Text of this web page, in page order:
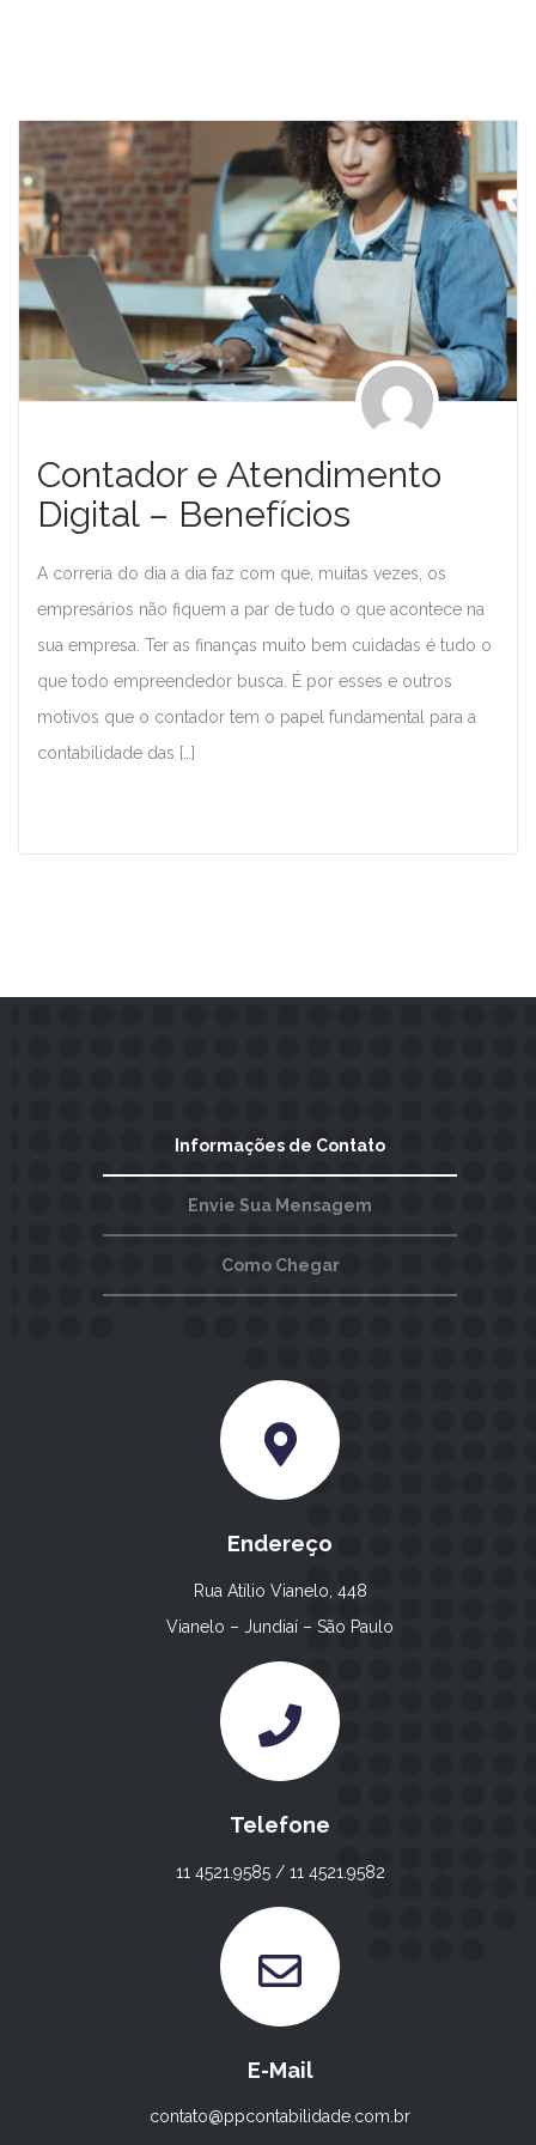
Contador e Atendimento
Digital – Benefícios
A correria do dia a dia faz com que, muitas vezes, os
empresários não fiquem a par de tudo o que acontece na
sua empresa. Ter as finanças muito bem cuidadas é tudo o
que todo empreendedor busca. É por esses e outros
motivos que o contador tem o papel fundamental para a
contabilidade das […]
Informações de Contato
Envie Sua Mensagem
Como Chegar
Endereço
Rua Atílio Vianelo, 448
Vianelo – Jundiaí – São Paulo
Telefone
11 4521.9585 / 11 4521.9582
E-Mail
contato@ppcontabilidade.com.br